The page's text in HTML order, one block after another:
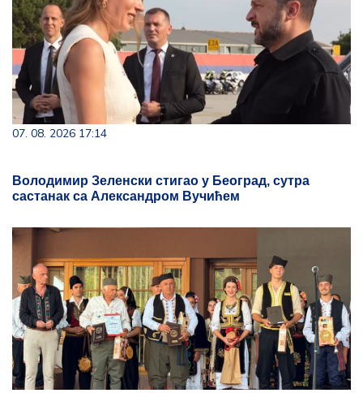
07. 08. 2026 17:14
Володимир Зеленски стигао у Београд, сутра
састанак са Александром Вучићем